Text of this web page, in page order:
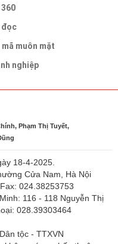
360
đọc
mã muôn mặt
nghiệp
Phạm Thị Tuyết,
18-4-2025.
Cửa Nam, Hà Nội
024.38253753
116 - 118 Nguyễn Thị
028.39303464
tộc - TTXVN